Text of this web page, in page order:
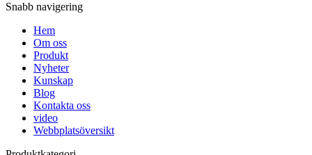
Snabb navigering
Hem
Om oss
Produkt
Nyheter
Kunskap
Blog
Kontakta oss
video
Webbplatsöversikt